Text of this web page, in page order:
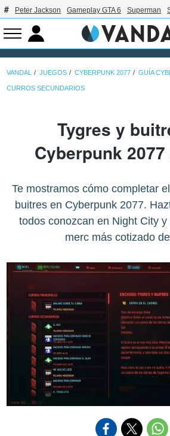
Peter Jackson Gameplay GTA 6 Superman
VANDAL JUEGOS CYBERPUNK 2077 GUÍA
CURROS SECUNDARIOS
Tygres y
Cyberpunk 2077
Te mostramos cómo completar
buitres en Cyberpunk 2077.
todos conozcan en Night City y
merc más cotizado